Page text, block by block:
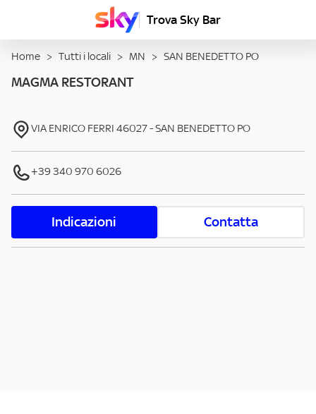
Trova Sky Bar
Home > Tutti i locali > MN > SAN BENEDETTO PO
MAGMA RESTORANT
VIA ENRICO FERRI 46027-SAN BENEDETTO PO
+39 340 970 6026
Indicazioni Contatta